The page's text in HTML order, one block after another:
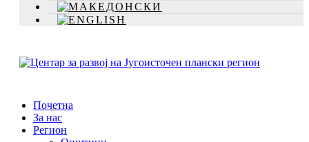
Почетна
За нас
Регион